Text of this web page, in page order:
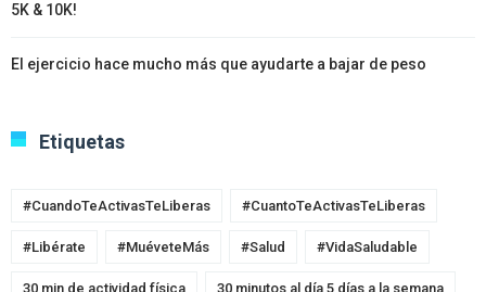
5K & 10K!
El ejercicio hace mucho más que ayudarte a bajar de peso
Etiquetas
#CuandoTeActivasTeLiberas #CuantoTeActivasTeLiberas
#Libérate #MuéveteMás #Salud #VidaSaludable
30 min de actividad física 30 minutos al día 5 días a la semana